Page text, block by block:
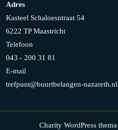
Adres
Kasteel Schaloesntraat 54
6222 TP Maastricht
Telefoon
043 - 200 31 81
E-mail
trefpunt@buurtbelangen-nazareth.nl
Charity WordPress thema